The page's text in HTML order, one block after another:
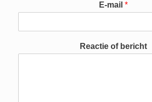
E
m
i
-
a
l
E-mail *
Reactie of bericht